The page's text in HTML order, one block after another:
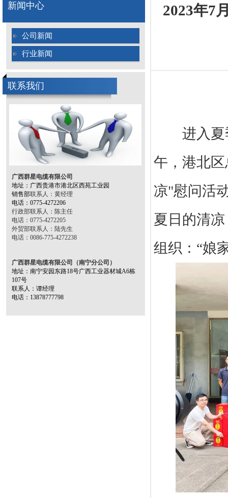
新闻中心
公司新闻
行业新闻
联系我们
广西群星电缆有限公司
地址： 广西贵港市港北区西苑工业园
销售部联系人：黄经理
电话 ： 0775-4272206
行政部联系人：陈主任
电话：0775-4272205
外贸部联系人：陆先生
电话：0086-775-4272238
广西群星电缆有限公司（南宁分公司）
地址：南宁安园东路18号广西工业器材城A6栋
107号
联系人：谭经理
电话：13878777798
2023年7
进入
午，港北
凉"慰问活
夏日的清
组织：“娘